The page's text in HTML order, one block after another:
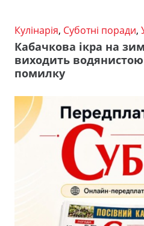
Кулінарія, Суботні поради,
Кабачкова ікра на
виходить
помилку